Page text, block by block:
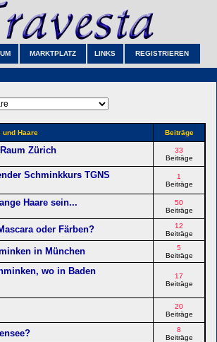
MARKTPLATZ LINKS REGISTRIEREN
Haare Beiträge
Zürich
33
Beiträge
Schminkkurs TGNS
1
Beiträge
Haare sein...
50
Beiträge
oder Färben?
12
Beiträge
in München
5
Beiträge
wo in Baden
17
Beiträge
20
Beiträge
8
Beiträge